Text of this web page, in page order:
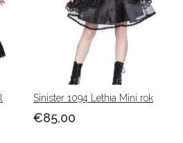
Sinister 1094 Lethia Mini rok
€85,00